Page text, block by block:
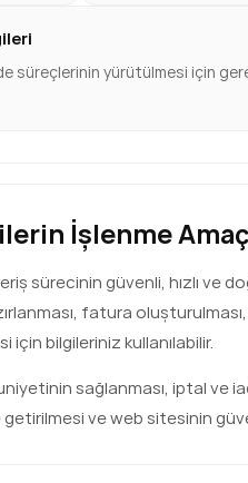
süreçlerinin yürütülmesi için
İşlenme
sürecinin güvenli, hızlı ve
fatura
için bilgileriniz kullanılabilir.
sağlanması, iptal ve
ve web sitesinin